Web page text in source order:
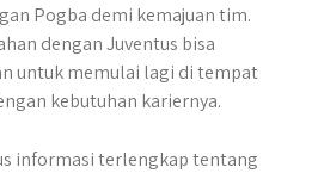
Pogba demi kemajuan tim.
dengan Juventus bisa
untuk memulai lagi di tempat
kebutuhan kariernya.
informasi terlengkap tentang